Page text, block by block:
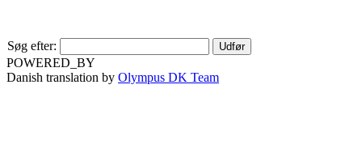
Søg efter:
POWERED_BY
Danish translation by Olympus DK Team